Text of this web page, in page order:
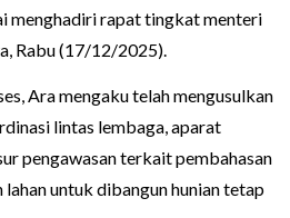
menghadiri rapat tingkat menteri
Rabu (17/12/2025).
Ara mengaku telah mengusulkan
lintas lembaga, aparat
pengawasan terkait pembahasan
untuk dibangun hunian tetap